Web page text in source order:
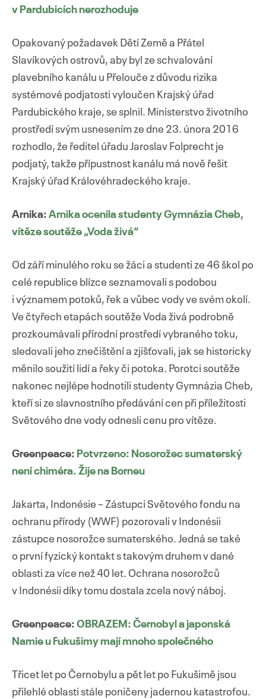
v Pardubicích nerozhoduje
Opakovaný požadavek Dětí Země a Přátel
Slavíkových ostrovů, aby byl ze schvalování
plavebního kanálu u Přelouče z důvodu rizika
systémové podjatosti vyloučen Krajský úřad
Pardubického kraje, se splnil. Ministerstvo životního
prostředí svým usnesením ze dne 23. února 2016
rozhodlo, že ředitel úřadu Jaroslav Folprecht je
podjatý, takže přípustnost kanálu má nově řešit
Krajský úřad Královéhradeckého kraje.
Arnika: Arnika ocenila studenty Gymnázia Cheb,
vítěze soutěže „Voda živá“
Od září minulého roku se žáci a studenti ze 46 škol po
celé republice blízce seznamovali s podobou
i významem potoků, řek a vůbec vody ve svém okolí.
Ve čtyřech etapách soutěže Voda živá podrobně
prozkoumávali přírodní prostředí vybraného toku,
sledovali jeho znečištění a zjišťovali, jak se historicky
měnilo soužití lidí a řeky či potoka. Porotci soutěže
nakonec nejlépe hodnotili studenty Gymnázia Cheb,
kteří si ze slavnostního předávání cen při příležitosti
Světového dne vody odnesli cenu pro vítěze.
Greenpeace: Potvrzeno: Nosorožec sumaterský
není chiméra. Žije na Borneu
Jakarta, Indonésie – Zástupci Světového fondu na
ochranu přírody (WWF) pozorovali v Indonésii
zástupce nosorožce sumaterského. Jedná se také
o první fyzický kontakt s takovým druhem v dané
oblasti za více než 40 let. Ochrana nosorožců
v Indonésii díky tomu dostala zcela nový náboj.
Greenpeace: OBRAZEM: Černobyl a japonská
Namie u Fukušimy mají mnoho společného
Třicet let po Černobylu a pět let po Fukušimě jsou
přilehlé oblasti stále poničeny jadernou katastrofou.